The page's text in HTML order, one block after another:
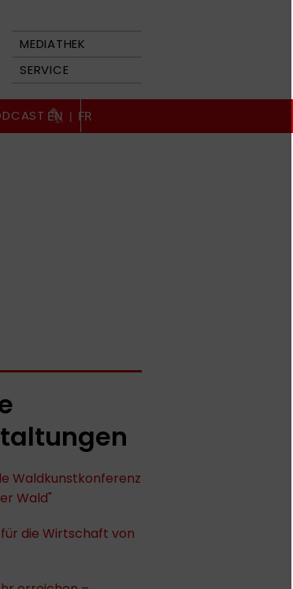
MEDIATHEK
SERVICE
EN | FR
Waldkunstkonferenz
Wald"
die Wirtschaft von